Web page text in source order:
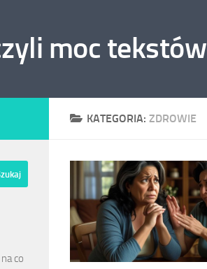
moc tekstów
KATEGORIA: ZDROWIE
co